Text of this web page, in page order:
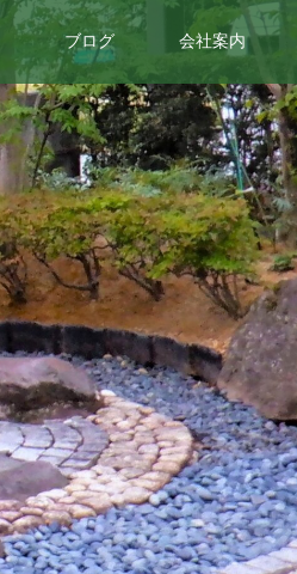
ブログ 会社案内